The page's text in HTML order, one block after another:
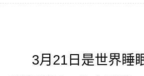
3月21日是世界睡